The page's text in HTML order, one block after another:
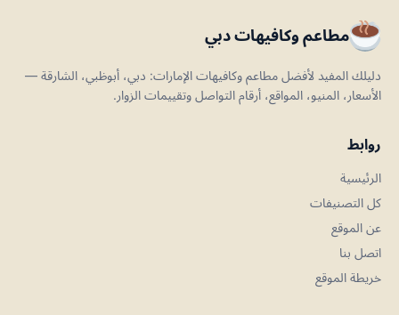
مطاعم وكافيهات دبي
دليلك المفيد لأفضل مطاعم وكافيهات الإمارات: دبي، أبوظبي، الشارقة —
الأسعار، المنيو، المواقع، أرقام التواصل وتقييمات الزوار.
روابط
الرئيسية
كل التصنيفات
عن الموقع
اتصل بنا
خريطة الموقع